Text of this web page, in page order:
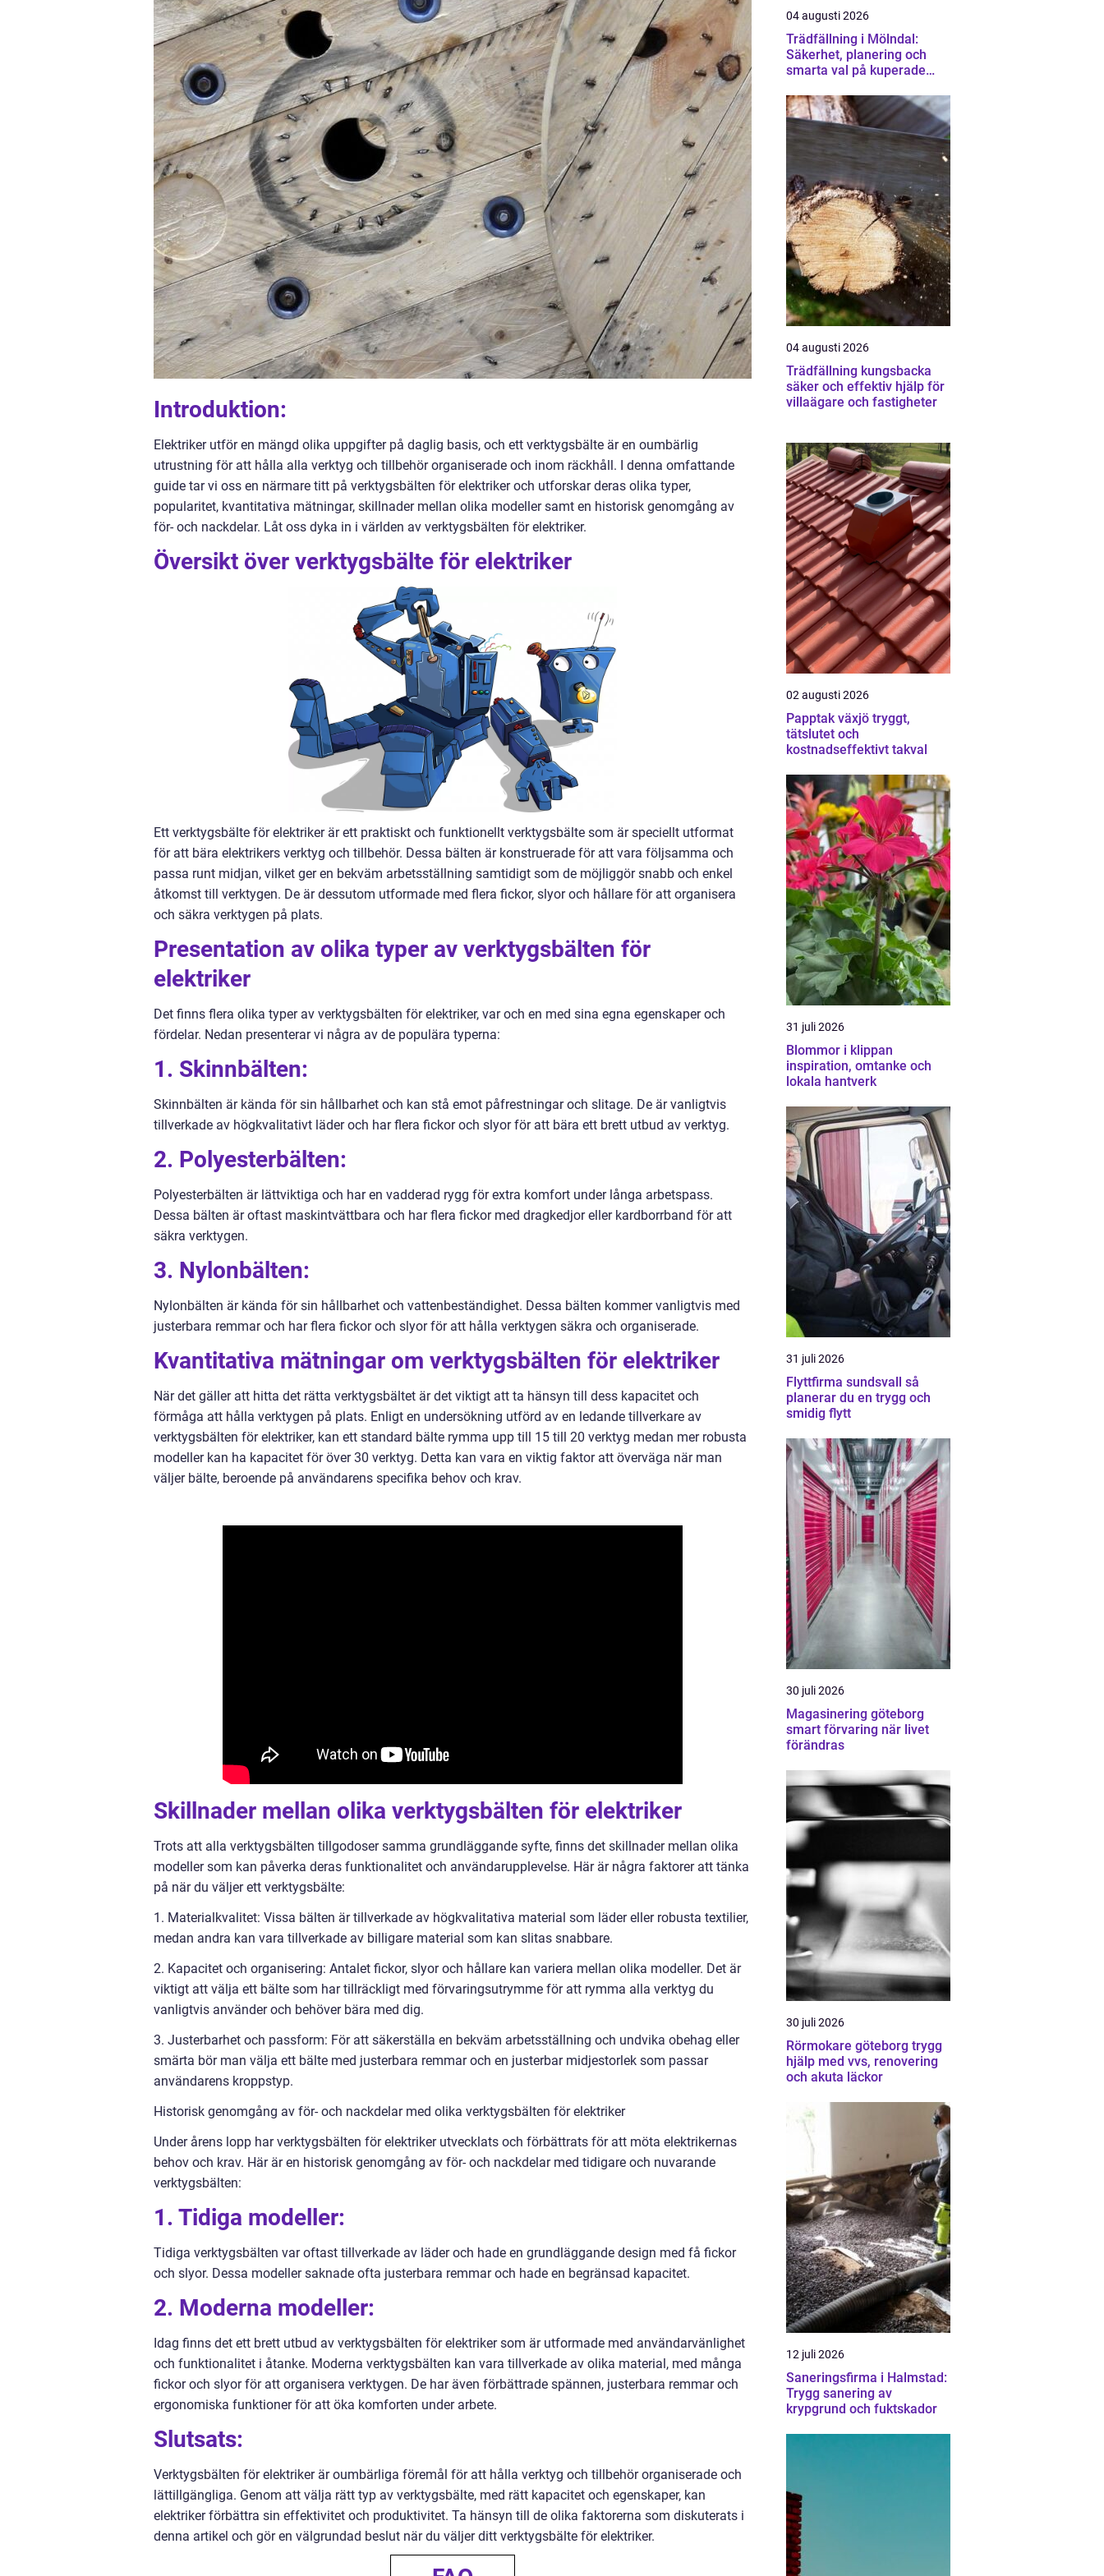
Introduktion:
Elektriker utför en mängd olika uppgifter på daglig basis, och ett verktygsbälte är en oumbärlig
utrustning för att hålla alla verktyg och tillbehör organiserade och inom räckhåll. I denna omfattande
guide tar vi oss en närmare titt på verktygsbälten för elektriker och utforskar deras olika typer,
popularitet, kvantitativa mätningar, skillnader mellan olika modeller samt en historisk genomgång av
för- och nackdelar. Låt oss dyka in i världen av verktygsbälten för elektriker.
Översikt över verktygsbälte för elektriker
Ett verktygsbälte för elektriker är ett praktiskt och funktionellt verktygsbälte som är speciellt utformat
för att bära elektrikers verktyg och tillbehör. Dessa bälten är konstruerade för att vara följsamma och
passa runt midjan, vilket ger en bekväm arbetsställning samtidigt som de möjliggör snabb och enkel
åtkomst till verktygen. De är dessutom utformade med flera fickor, slyor och hållare för att organisera
och säkra verktygen på plats.
Presentation av olika typer av verktygsbälten för
elektriker
Det finns flera olika typer av verktygsbälten för elektriker, var och en med sina egna egenskaper och
fördelar. Nedan presenterar vi några av de populära typerna:
1. Skinnbälten:
Skinnbälten är kända för sin hållbarhet och kan stå emot påfrestningar och slitage. De är vanligtvis
tillverkade av högkvalitativt läder och har flera fickor och slyor för att bära ett brett utbud av verktyg.
2. Polyesterbälten:
Polyesterbälten är lättviktiga och har en vadderad rygg för extra komfort under långa arbetspass.
Dessa bälten är oftast maskintvättbara och har flera fickor med dragkedjor eller kardborrband för att
säkra verktygen.
3. Nylonbälten:
Nylonbälten är kända för sin hållbarhet och vattenbeständighet. Dessa bälten kommer vanligtvis med
justerbara remmar och har flera fickor och slyor för att hålla verktygen säkra och organiserade.
Kvantitativa mätningar om verktygsbälten för elektriker
När det gäller att hitta det rätta verktygsbältet är det viktigt att ta hänsyn till dess kapacitet och
förmåga att hålla verktygen på plats. Enligt en undersökning utförd av en ledande tillverkare av
verktygsbälten för elektriker, kan ett standard bälte rymma upp till 15 till 20 verktyg medan mer robusta
modeller kan ha kapacitet för över 30 verktyg. Detta kan vara en viktig faktor att överväga när man
väljer bälte, beroende på användarens specifika behov och krav.
Skillnader mellan olika verktygsbälten för elektriker
Trots att alla verktygsbälten tillgodoser samma grundläggande syfte, finns det skillnader mellan olika
modeller som kan påverka deras funktionalitet och användarupplevelse. Här är några faktorer att tänka
på när du väljer ett verktygsbälte:
1. Materialkvalitet: Vissa bälten är tillverkade av högkvalitativa material som läder eller robusta textilier,
medan andra kan vara tillverkade av billigare material som kan slitas snabbare.
2. Kapacitet och organisering: Antalet fickor, slyor och hållare kan variera mellan olika modeller. Det är
viktigt att välja ett bälte som har tillräckligt med förvaringsutrymme för att rymma alla verktyg du
vanligtvis använder och behöver bära med dig.
3. Justerbarhet och passform: För att säkerställa en bekväm arbetsställning och undvika obehag eller
smärta bör man välja ett bälte med justerbara remmar och en justerbar midjestorlek som passar
användarens kroppstyp.
Historisk genomgång av för- och nackdelar med olika verktygsbälten för elektriker
Under årens lopp har verktygsbälten för elektriker utvecklats och förbättrats för att möta elektrikernas
behov och krav. Här är en historisk genomgång av för- och nackdelar med tidigare och nuvarande
verktygsbälten:
1. Tidiga modeller:
Tidiga verktygsbälten var oftast tillverkade av läder och hade en grundläggande design med få fickor
och slyor. Dessa modeller saknade ofta justerbara remmar och hade en begränsad kapacitet.
2. Moderna modeller:
Idag finns det ett brett utbud av verktygsbälten för elektriker som är utformade med användarvänlighet
och funktionalitet i åtanke. Moderna verktygsbälten kan vara tillverkade av olika material, med många
fickor och slyor för att organisera verktygen. De har även förbättrade spännen, justerbara remmar och
ergonomiska funktioner för att öka komforten under arbete.
Slutsats:
Verktygsbälten för elektriker är oumbärliga föremål för att hålla verktyg och tillbehör organiserade och
lättillgängliga. Genom att välja rätt typ av verktygsbälte, med rätt kapacitet och egenskaper, kan
elektriker förbättra sin effektivitet och produktivitet. Ta hänsyn till de olika faktorerna som diskuterats i
denna artikel och gör en välgrundad beslut när du väljer ditt verktygsbälte för elektriker.
04 augusti 2026
Trädfällning i Mölndal:
Säkerhet, planering och
smarta val på kuperade
04 augusti 2026
Trädfällning kungsbacka
säker och effektiv hjälp för
villaägare och fastigheter
02 augusti 2026
Papptak växjö tryggt,
tätslutet och
kostnadseffektivt takval
31 juli 2026
Blommor i klippan
inspiration, omtanke och
lokala hantverk
31 juli 2026
Flyttfirma sundsvall så
planerar du en trygg och
smidig flytt
30 juli 2026
Magasinering göteborg
smart förvaring när livet
förändras
30 juli 2026
Rörmokare göteborg trygg
hjälp med vvs, renovering
och akuta läckor
12 juli 2026
Saneringsfirma i Halmstad:
Trygg sanering av
krypgrund och fuktskador